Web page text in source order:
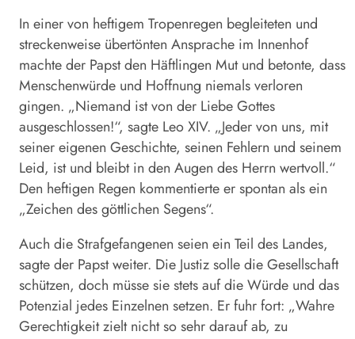
In einer von heftigem Tropenregen begleiteten und
streckenweise übertönten Ansprache im Innenhof
machte der Papst den Häftlingen Mut und betonte, dass
Menschenwürde und Hoffnung niemals verloren
gingen. „Niemand ist von der Liebe Gottes
ausgeschlossen!“, sagte LeoXIV. „Jeder von uns, mit
seiner eigenen Geschichte, seinen Fehlern und seinem
Leid, ist und bleibt in den Augen des Herrn wertvoll.“
Den heftigen Regen kommentierte er spontan als ein
„Zeichen des göttlichen Segens“.
Auch die Strafgefangenen seien ein Teil des Landes,
sagte der Papst weiter. Die Justiz solle die Gesellschaft
schützen, doch müsse sie stets auf die Würde und das
Potenzial jedes Einzelnen setzen. Er fuhr fort: „Wahre
Gerechtigkeit zielt nicht so sehr darauf ab, zu